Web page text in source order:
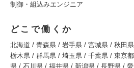
制御・組込みエンジニア
どこで働くか
北海道 / 青森県 / 岩手県 / 宮城県 / 秋田
栃木県 / 群馬県 / 埼玉県 / 千葉県 / 東京
県 / 石川県 / 福井県 / 新潟県 / 長野県 /